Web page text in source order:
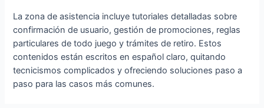
La zona de asistencia incluye tutoriales detalladas sobre
confirmación de usuario, gestión de promociones, reglas
particulares de todo juego y trámites de retiro. Estos
contenidos están escritos en español claro, quitando
tecnicismos complicados y ofreciendo soluciones paso a
paso para las casos más comunes.